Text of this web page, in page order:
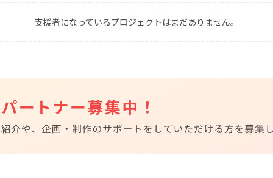
CAMPFIRE for Social Good
CAMPFIRE Creation
CAMPFIREふるさと納税
machi-ya コミュニティ
支援者になっているプロジェクトはまだありません。